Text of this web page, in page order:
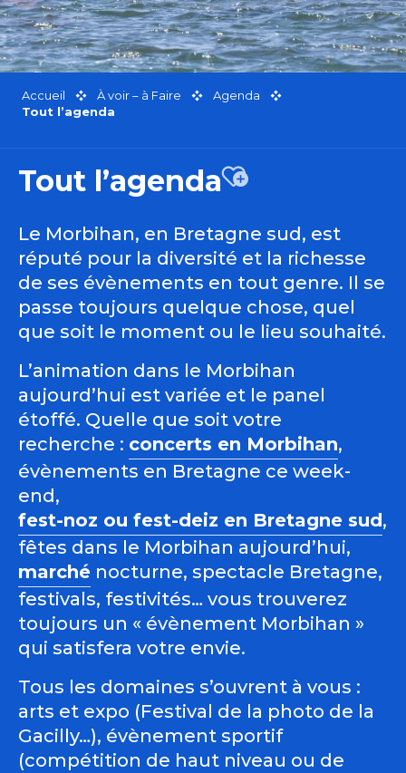
Accueil À voir – à Faire
Agenda
Tout l’agenda
Tout l’agendaAjouter aux
Le Morbihan, en Bretagne sud, est
réputé pour la diversité et la richesse
de ses évènements en tout genre. Il se
passe toujours quelque chose, quel
que soit le moment ou le lieu souhaité.
L’animation dans le Morbihan
aujourd’hui est variée et le panel
étoffé. Quelle que soit votre
recherche : concerts en Morbihan,
évènements en Bretagne ce week-
end,
fest-noz ou fest-deiz en Bretagne sud,
fêtes dans le Morbihan aujourd’hui,
marché nocturne, spectacle Bretagne,
festivals, festivités… vous trouverez
toujours un « évènement Morbihan »
qui satisfera votre envie.
Tous les domaines s’ouvrent à vous :
arts et expo (Festival de la photo de la
Gacilly…), évènement sportif
(compétition de haut niveau ou de